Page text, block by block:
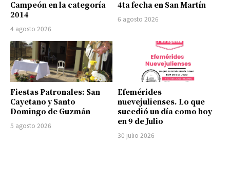
Campeón en la categoría
2014
4 agosto 2026
4ta fecha en San Martín
6 agosto 2026
Fiestas Patronales: San
Cayetano y Santo
Domingo de Guzmán
5 agosto 2026
Efemérides
nuevejulienses. Lo que
sucedió un día como hoy
en 9 de Julio
30 julio 2026